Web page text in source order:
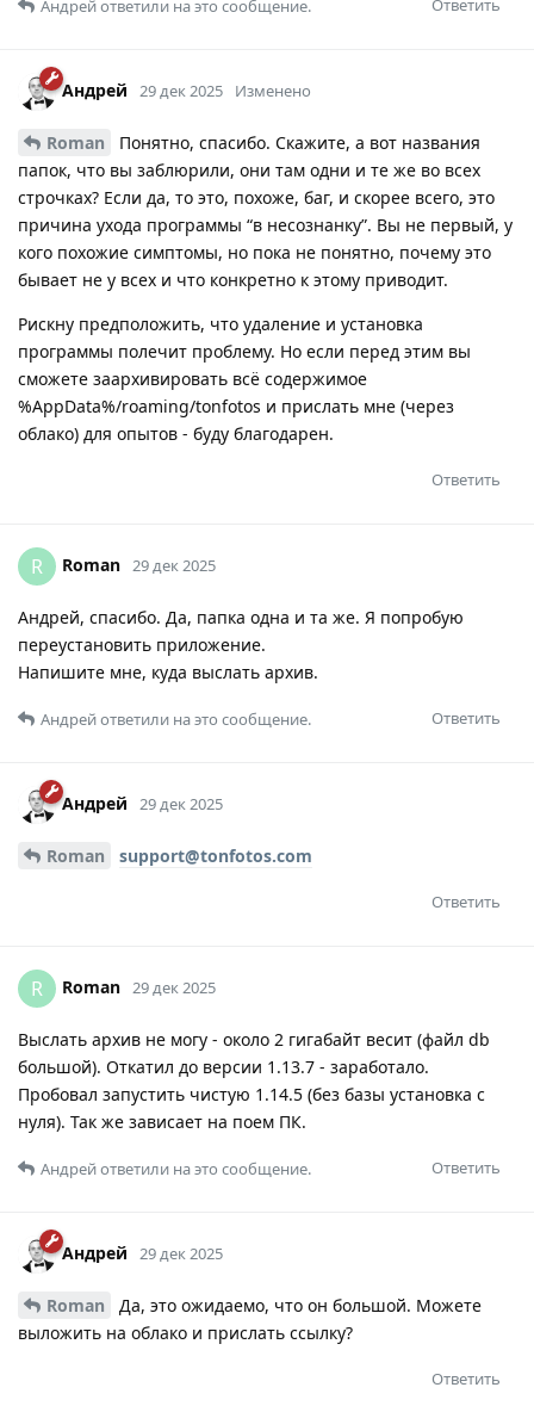
Ответить
Андрейответили на это сообщение.
Андрей 29 дек 2025 Изменено
Roman
Понятно, спасибо. Скажите, а вот названия
папок, что вы заблюрили, они там одни и те же во всех
строчках? Если да, то это, похоже, баг, и скорее всего, это
причина ухода программы “в несознанку”. Вы не первый, у
кого похожие симптомы, но пока не понятно, почему это
бывает не у всех и что конкретно к этому приводит.
Рискну предположить, что удаление и установка
программы полечит проблему. Но если перед этим вы
сможете заархивировать всё содержимое
%AppData%/roaming/tonfotos и прислать мне (через
облако) для опытов - буду благодарен.
Ответить
R Roman 29 дек 2025
Андрей, спасибо. Да, папка одна и та же. Я попробую
переустановить приложение.
Напишите мне, куда выслать архив.
Ответить
Андрейответили на это сообщение.
Андрей 29 дек 2025
Roman support@tonfotos.com
Ответить
R Roman 29 дек 2025
Выслать архив не могу - около 2 гигабайт весит (файл db
большой). Откатил до версии 1.13.7 - заработало.
Пробовал запустить чистую 1.14.5 (без базы установка с
нуля). Так же зависает на поем ПК.
Ответить
Андрейответили на это сообщение.
Андрей 29 дек 2025
Roman
Да, это ожидаемо, что он большой. Можете
выложить на облако и прислать ссылку?
Ответить